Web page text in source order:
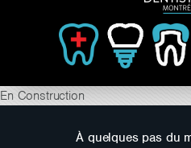
En Construction
À quelques pas du